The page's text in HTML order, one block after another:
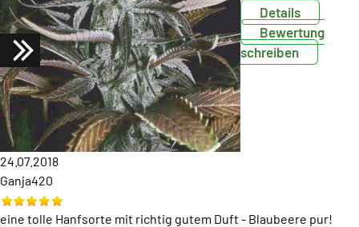
Details
Bewertung
schreiben
24.07.2018
Ganja420
eine tolle Hanfsorte mit richtig gutem Duft - Blaubeere pur!